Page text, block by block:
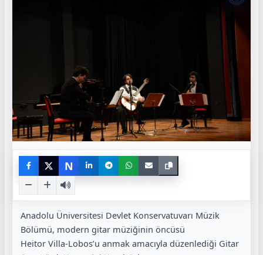
N
Anadolu Üniversitesi Devlet Konservatuvarı Müzik
Bölümü, modern gitar müziğinin öncüsü
Heitor Villa-Lobos’u anmak amacıyla düzenlediği Gitar